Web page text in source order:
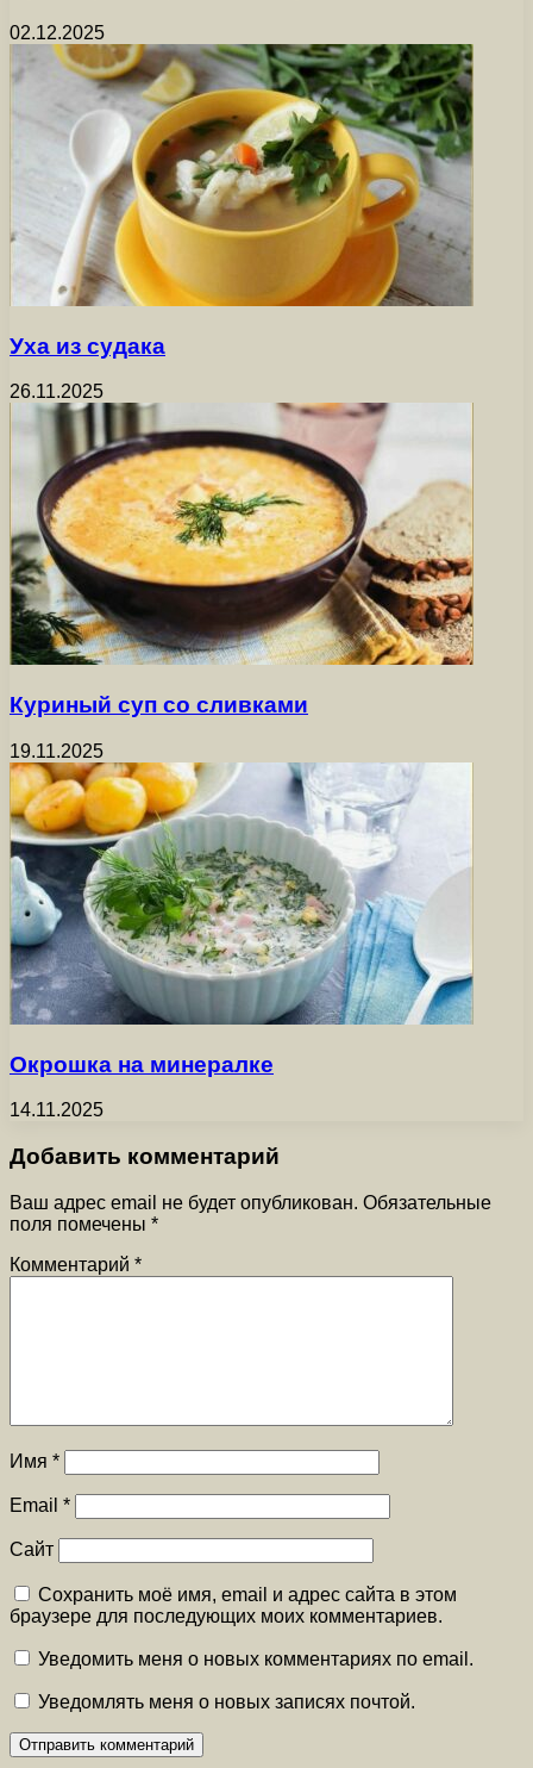
02.12.2025
Уха из судака
26.11.2025
Куриный суп со сливками
19.11.2025
Окрошка на минералке
14.11.2025
Добавить комментарий
Ваш адрес email не будет опубликован. Обязательные
поля помечены *
Комментарий *
Имя *
Email *
Сайт
Сохранить моё имя, email и адрес сайта в этом
браузере для последующих моих комментариев.
Уведомить меня о новых комментариях по email.
Уведомлять меня о новых записях почтой.